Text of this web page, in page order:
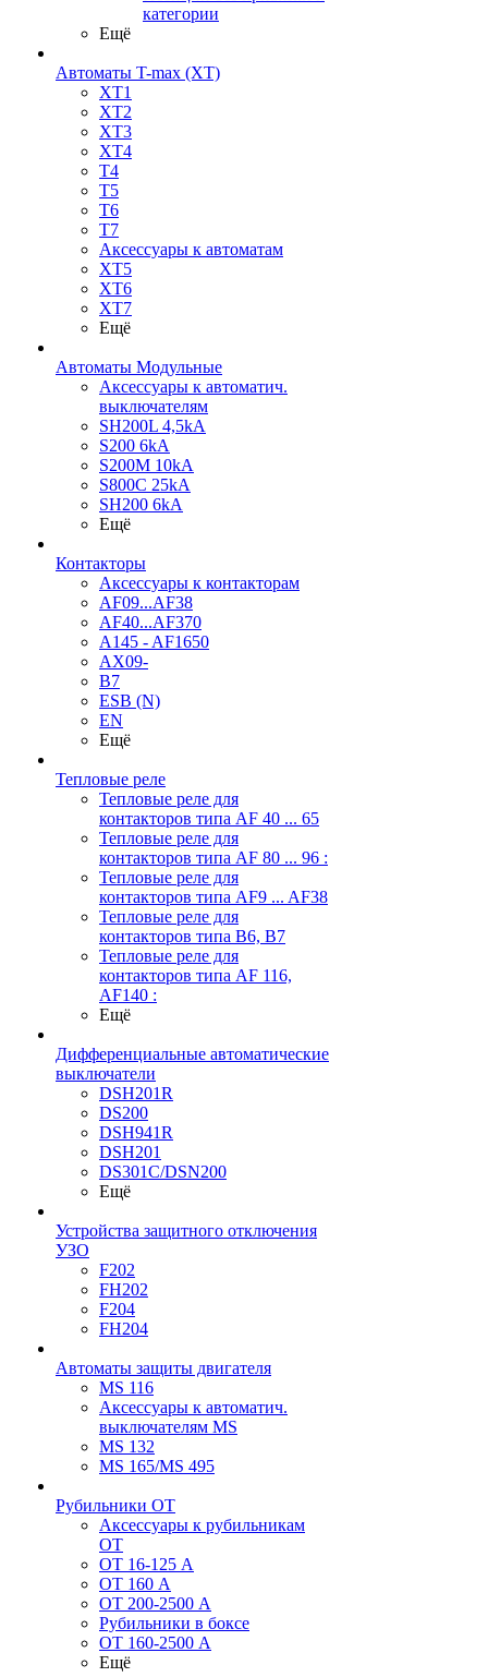
категории
Ещё
Автоматы T-max (XT)
XT1
XT2
XT3
XT4
T4
T5
T6
T7
Аксессуары к автоматам
XT5
XT6
XT7
Ещё
Автоматы Модульные
Аксессуары к автоматич.
выключателям
SH200L 4,5kA
S200 6kA
S200M 10kA
S800C 25kA
SH200 6kA
Ещё
Контакторы
Аксессуары к контакторам
AF09...AF38
AF40...AF370
A145 - AF1650
AX09-
B7
ESB (N)
EN
Ещё
Тепловые реле
Тепловые реле для
контакторов типа AF 40 ... 65
Тепловые реле для
контакторов типа AF 80 ... 96 :
Тепловые реле для
контакторов типа AF9 ... AF38
Тепловые реле для
контакторов типа В6, В7
Тепловые реле для
контакторов типа AF 116,
AF140 :
Ещё
Дифференциальные автоматические
выключатели
DSH201R
DS200
DSH941R
DSH201
DS301C/DSN200
Ещё
Устройства защитного отключения
УЗО
F202
FH202
F204
FH204
Автоматы защиты двигателя
MS 116
Аксессуары к автоматич.
выключателям MS
MS 132
MS 165/MS 495
Рубильники ОТ
Аксессуары к рубильникам
OT
OT 16-125 А
OT 160 А
OT 200-2500 А
Рубильники в боксе
OT 160-2500 А
Ещё